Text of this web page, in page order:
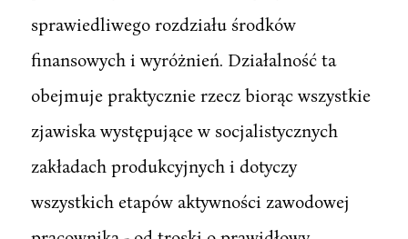
sprawiedliwego rozdziału środków
finansowych i wyróżnień. Działalność ta
obejmuje praktycznie rzecz biorąc wszystkie
zjawiska występujące w socjalistycznych
zakładach produkcyjnych i dotyczy
wszystkich etapów aktywności zawodowej